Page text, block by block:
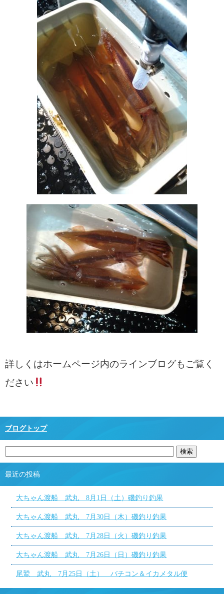
詳しくはホームページ内のラインブログもご覧く
ださい
ブログトップ
最近の投稿
大ちゃん渡船 武丸 8月1日（土）磯釣り釣果
大ちゃん渡船 武丸 7月30日（木）磯釣り釣果
大ちゃん渡船 武丸 7月28日（火）磯釣り釣果
大ちゃん渡船 武丸 7月26日（日）磯釣り釣果
尾鷲 武丸 7月25日（土） バチコン＆イカメタル便